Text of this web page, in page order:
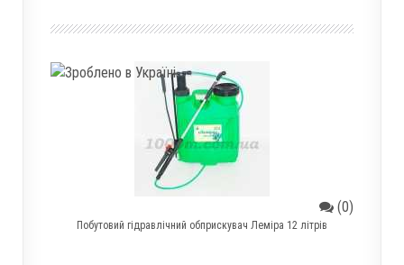
(0)
Побутовий гідравлічний обприскувач Леміра 12 літрів